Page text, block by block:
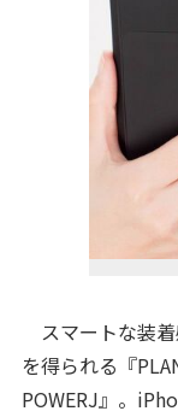
スマートな装
を得られる『
POWERJ』。